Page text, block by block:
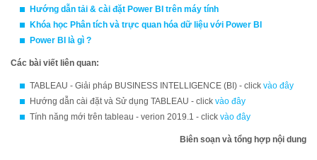
Hướng dẫn tải & cài đặt Power BI trên máy tính
Khóa học Phân tích và trực quan hóa dữ liệu với Power BI
Power BI là gì ?
Các bài viết liên quan:
TABLEAU - Giải pháp BUSINESS INTELLIGENCE (BI) - click vào đây
Hướng dẫn cài đặt và Sử dụng TABLEAU - click vào đây
Tính năng mới trên tableau - verion 2019.1 - click vào đây
Biên soạn và tổng hợp nội dung